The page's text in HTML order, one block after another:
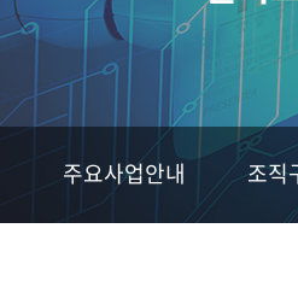
시설안내
오시는 길
주요사업안내 조직